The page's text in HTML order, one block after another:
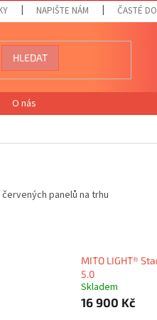
NAPIŠTE NÁM ČASTÉ
HLEDAT
O nás
panelů na trhu
MITO LIGHT®
5.0
Skladem
16 900 Kč